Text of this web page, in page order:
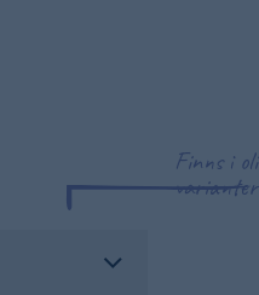
Finns i
varianter